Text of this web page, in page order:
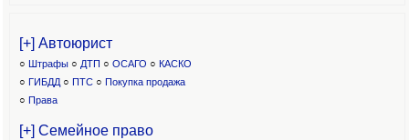
[+] Автоюрист
○ Штрафы ○ ДТП ○ ОСАГО ○ КАСКО
○ ГИБДД ○ ПТС ○ Покупка продажа
○ Права
[+] Семейное право